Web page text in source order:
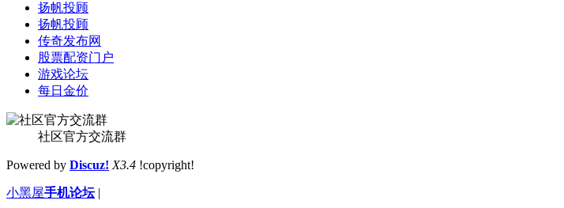
扬帆投顾
扬帆投顾
传奇发布网
股票配资门户
游戏论坛
每日金价
社区官方交流群
Powered by Discuz! X3.4 !copyright!
小黑屋手机论坛 |